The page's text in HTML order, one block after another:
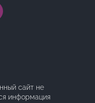
сайт не
информация